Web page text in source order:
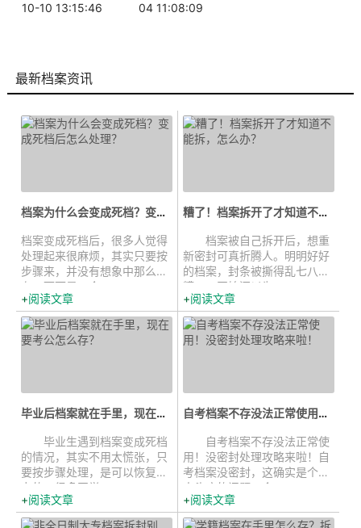
10-10 13:15:46
04 11:08:09
最新档案资讯
档案为什么会变成死档？变成死档后...
档案变成死档后，很多人觉得
处理起来很麻烦，其实只要按
步骤来，并没有想象中那么复
杂。下面是一个...
阅读文章
糟了！档案拆开了才知道不能拆，怎么...
档案被自己拆开后，想重
新密封可真折腾人。明明好好
的档案，封条被撕得乱七八
糟，一开始还以为...
阅读文章
毕业后档案就在手里，现在要考公怎...
毕业生遇到档案变成死档
的情况，其实不用太慌张，只
要按步骤处理，是可以恢复效
力的。很多同学...
阅读文章
自考档案不存没法正常使用！没密封...
自考档案不存没法正常使
用！没密封处理攻略来啦！自
考档案没密封，这确实是个让
人头疼的问题，会...
阅读文章